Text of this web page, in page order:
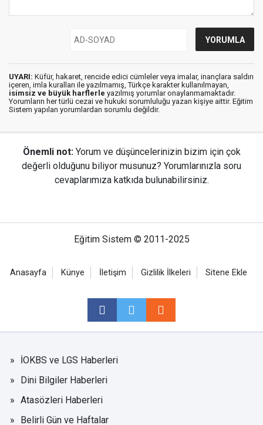
UYARI: Küfür, hakaret, rencide edici cümleler veya imalar, inançlara saldırı
içeren, imla kuralları ile yazılmamış, Türkçe karakter kullanılmayan,
isimsiz ve büyük harflerle yazılmış yorumlar onaylanmamaktadır.
Yorumların her türlü cezai ve hukuki sorumluluğu yazan kişiye aittir. Eğitim
Sistem yapılan yorumlardan sorumlu değildir.
Önemli not: Yorum ve düşüncelerinizin bizim için çok
değerli olduğunu biliyor musunuz? Yorumlarınızla soru
cevaplarımıza katkıda bulunabilirsiniz.
Eğitim Sistem © 2011-2025
Anasayfa Künye İletişim Gizlilik İlkeleri Sitene Ekle
İOKBS ve LGS Haberleri
Dini Bilgiler Haberleri
Atasözleri Haberleri
Belirli Gün ve Haftalar